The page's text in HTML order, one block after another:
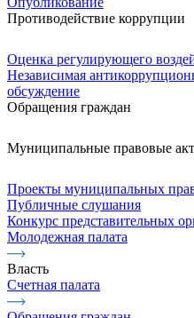
Противодействие коррупции
Оценка регулирующего
Независимая
обсуждение
Обращения граждан
Муниципальные правовые
Проекты муниципальных
Публичные слушания
Конкурс представительных
Молодежная палата
Власть
Счетная палата